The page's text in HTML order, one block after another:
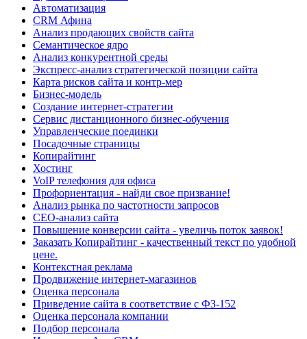
Автоматизация
CRM Афина
Анализ продающих свойств сайта
Семантическое ядро
Анализ конкурентной среды
Экспресс-анализ стратегической позиции сайта
Карта рисков сайта и контр-мер
Бизнес-модель
Создание интернет-стратегии
Сервис дистанционного бизнес-обучения
Управленческие поединки
Посадочные страницы
Копирайтинг
Хостинг
VoIP телефония для офиса
Профориентация - найди свое призвание!
Анализ рынка по частотности запросов
СЕО-анализ сайта
Повышение конверсии сайта - увеличь поток заявок!
Заказать Копирайтинг - качественный текст по удобной
цене.
Контекстная реклама
Продвижение интернет-магазинов
Оценка персонала
Приведение сайта в соответствие с ФЗ-152
Оценка персонала компании
Подбор персонала